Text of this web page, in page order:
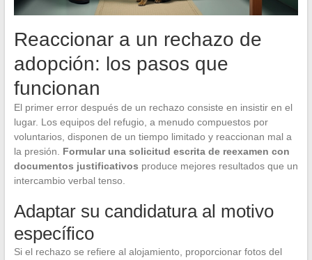
Reaccionar a un rechazo de
adopción: los pasos que
funcionan
El primer error después de un rechazo consiste en insistir en el
lugar. Los equipos del refugio, a menudo compuestos por
voluntarios, disponen de un tiempo limitado y reaccionan mal a
la presión. Formular una solicitud escrita de reexamen con
documentos justificativos produce mejores resultados que un
intercambio verbal tenso.
Adaptar su candidatura al motivo
específico
Si el rechazo se refiere al alojamiento, proporcionar fotos del